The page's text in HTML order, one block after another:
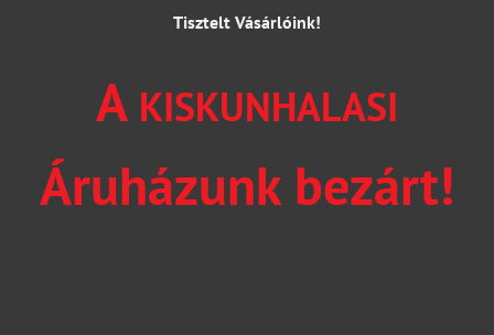
Tisztelt Vásárlóink!
A KISKUNHALASI
Áruházunk bezárt!